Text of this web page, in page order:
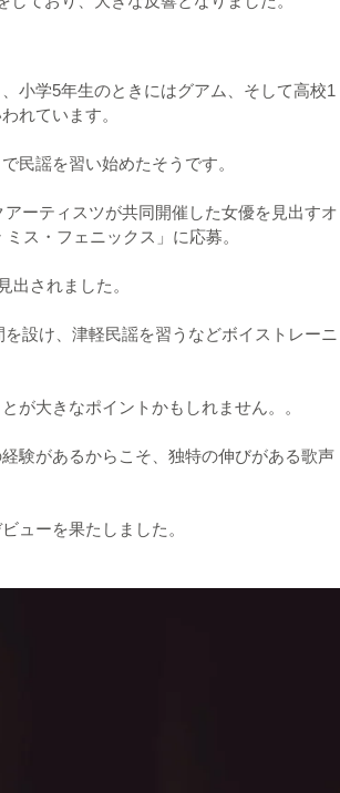
小学5年生のときにはグアム、そして高校1
れています。
民謡を習い始めたそうです。
ーティスツが共同開催した女優を見出すオ
ス・フェニックス」に応募。
出されました。
設け、津軽民謡を習うなどボイストレーニ
が大きなポイントかもしれません。。
験があるからこそ、独特の伸びがある歌声
ューを果たしました。